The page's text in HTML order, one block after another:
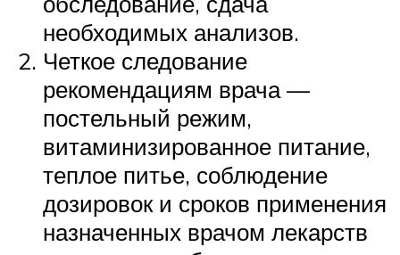
необходимых анализов.
Четкое следование
рекомендациям врача —
постельный режим,
витаминизированное питание,
теплое питье, соблюдение
дозировок и сроков применения
назначенных врачом лекарств